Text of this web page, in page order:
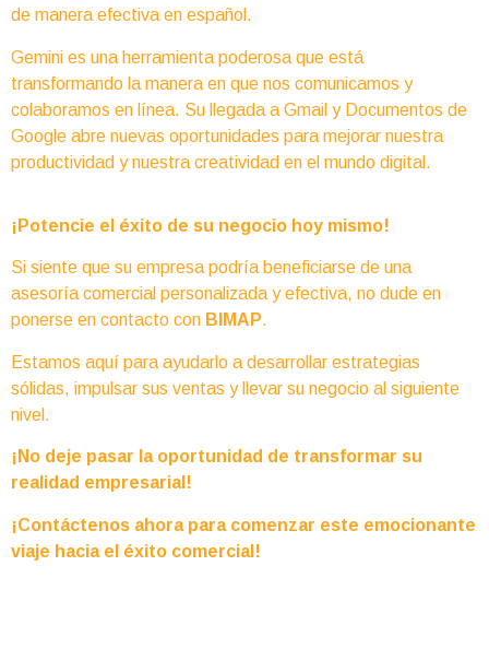
de manera efectiva en español.
Gemini es una herramienta poderosa que está
transformando la manera en que nos comunicamos y
colaboramos en línea. Su llegada a Gmail y Documentos de
Google abre nuevas oportunidades para mejorar nuestra
productividad y nuestra creatividad en el mundo digital.
¡Potencie el éxito de su negocio hoy mismo!
Si siente que su empresa podría beneficiarse de una
asesoría comercial personalizada y efectiva, no dude en
ponerse en contacto con BIMAP.
Estamos aquí para ayudarlo a desarrollar estrategias
sólidas, impulsar sus ventas y llevar su negocio al siguiente
nivel.
¡No deje pasar la oportunidad de transformar su
realidad empresarial!
¡Contáctenos ahora para comenzar este emocionante
viaje hacia el éxito comercial!